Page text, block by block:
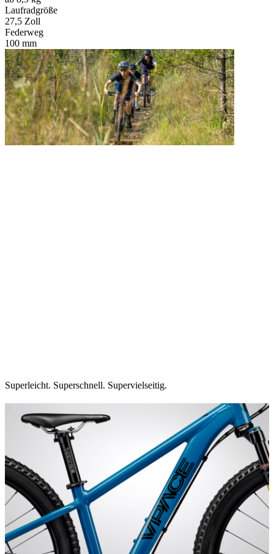
Laufradgröße
27,5 Zoll
Federweg
100 mm
Superleicht. Superschnell. Supervielseitig.